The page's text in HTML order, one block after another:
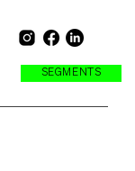
SEGMENTS